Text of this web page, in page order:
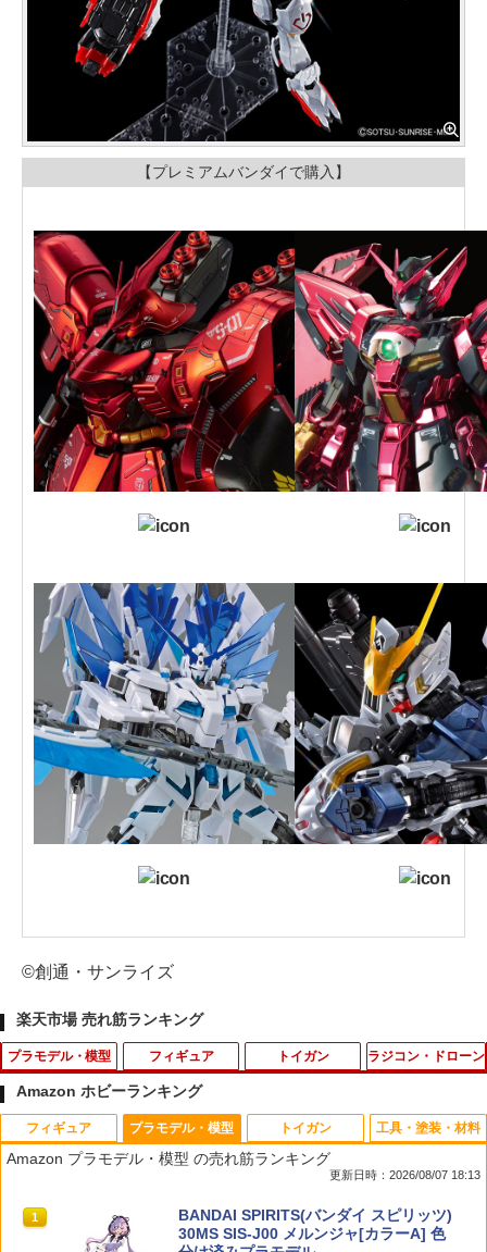
【プレミアムバンダイで購入】
©創通・サンライズ
楽天市場 売れ筋ランキング
プラモデル・模型
1
プラフィア ドアラ プラモデル〔プラ
ム〕（260421予約開始）
フィギュア
1
【中古】 機動戦士ガンダムSEEDDESTI
NY フィギュア ストライクフリーダムガ
ンダム光の翼オプションセットSOULBL
【フィギュア】【倉吉店】
トイガン
1
【 CYMA 製 】東京マルイ 電動ガン / ガ
スガン マガジン 対応 スピード BBロー
ダー ピストルマガジン型 容量 約100発
MWS M4 ハンドガン Loader xl 6mm ア
ダプター 給弾 スモーククリア 補充 装填
ラジコン・ドローン
1
タミヤ OP.1845 3×50mm アルミターン
バックルシャフト【54845】 ラジコンパ
￥310
Amazon ホビーランキング
フィギュア
1
タカラトミー(TAKARA TOMY) T-SPAR
K トランスフォーマー ニューレジェンズ
プラモデル・模型
Amazon プラモデル・模型 の売れ筋ランキング
更新日時：2026/08/07 18:13
1
BANDAI SPIRITS(バンダイ スピリッツ)
30MS SIS-J00 メルンジャ[カラーA] 色
トイガン 工具・塗装・材料